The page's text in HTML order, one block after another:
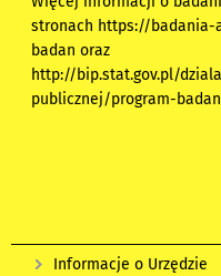
stronach https://badania-
badan oraz
http://bip.stat.gov.pl/
publicznej/program-
Informacje o Urzędzie